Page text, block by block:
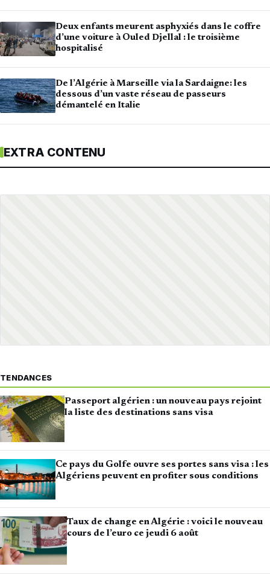
Deux enfants meurent asphyxiés dans le coffre
d’une voiture à Ouled Djellal : le troisième
hospitalisé
De l’Algérie à Marseille via la Sardaigne: les
dessous d’un vaste réseau de passeurs
démantelé en Italie
EXTRA CONTENU
TENDANCES
Passeport algérien : un nouveau pays rejoint
la liste des destinations sans visa
Ce pays du Golfe ouvre ses portes sans visa : les
Algériens peuvent en profiter sous conditions
Taux de change en Algérie : voici le nouveau
cours de l’euro ce jeudi 6 août